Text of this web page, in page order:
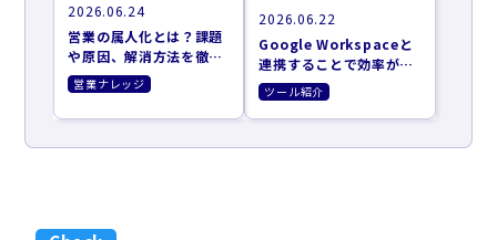
2026.06.24
営業の属人化とは？課題
や原因、解消方法を徹底
解説
営業ナレッジ
2026.06.22
Google Workspaceと
連携することで効率がア
ップするツール10選
ツール紹介